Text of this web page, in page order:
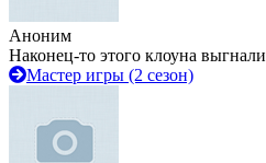
Аноним
Наконец-то этого клоуна выгнали
Мастер игры (2 сезон)